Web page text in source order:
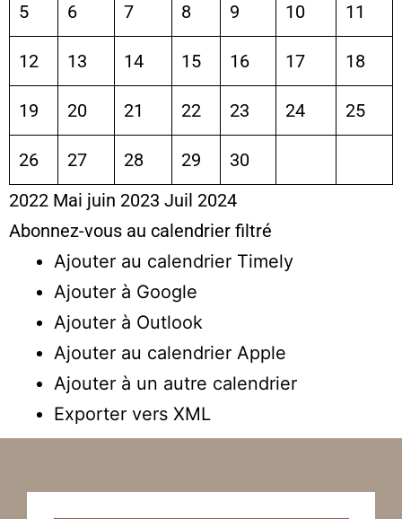
5 6 7 8 9 10 11
12 13 14 15 16 17 18
19 20 21 22 23 24 25
26 27 28 29
30
2022 Mai juin 2023 Juil 2024
Abonnez-vous au calendrier filtré
Ajouter au calendrier Timely
Ajouter à Google
Ajouter à Outlook
Ajouter au calendrier Apple
Ajouter à un autre calendrier
Exporter vers XML